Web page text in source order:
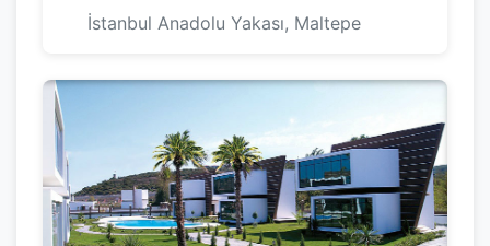
İstanbul Anadolu Yakası, Maltepe